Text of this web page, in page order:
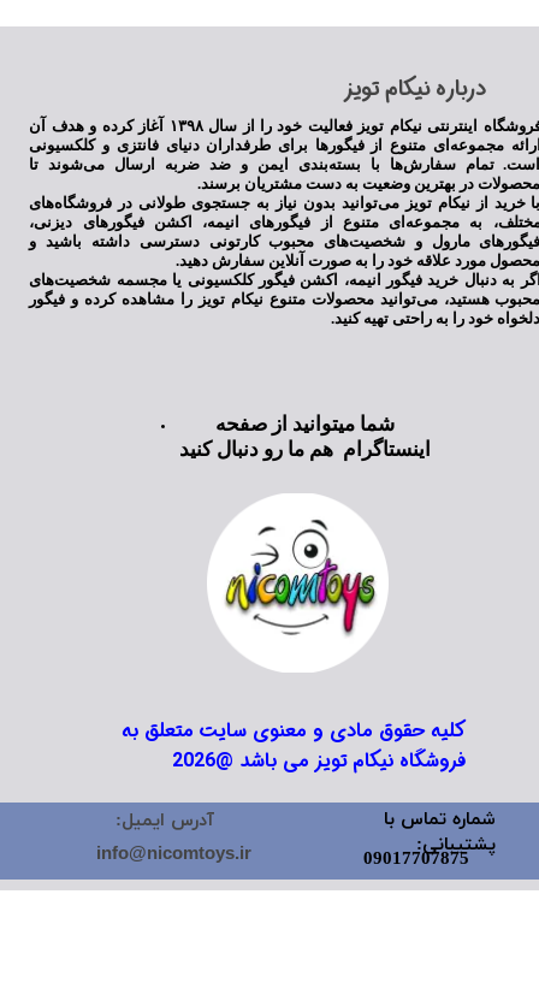
​درباره نیکام تویز
فروشگاه اینترنتی نیکام تویز فعالیت خود را از سال ۱۳۹۸ آغاز کرده و هدف آن
مجموعه‌ای متنوع از فیگورها برای طرفداران دنیای فانتزی و کلکسیونی
تمام سفارش‌ها با بسته‌بندی ایمن و ضد ضربه ارسال می‌شوند تا
در بهترین وضعیت به دست مشتریان برسند.
خرید از نیکام تویز می‌توانید بدون نیاز به جستجوی طولانی در فروشگاه‌های
به مجموعه‌ای متنوع از فیگورهای انیمه، اکشن فیگورهای دیزنی،
مارول و شخصیت‌های محبوب کارتونی دسترسی داشته باشید و
مورد علاقه خود را به صورت آنلاین سفارش دهید.
به دنبال خرید فیگور انیمه، اکشن فیگور کلکسیونی یا مجسمه شخصیت‌های
هستید، می‌توانید محصولات متنوع نیکام تویز را مشاهده کرده و فیگور
خود را به راحتی تهیه کنید.
کلیه حقوق مادی و معنوی سایت متعلق به
فروشگاه نیکام تویز می باشد @2026
شما میتوانید از صفحه
اینستاگرام هم ما رو دنبال کنید
شماره تماس با
پشتیبانی:
09017707875
آدرس ایمیل:
info@nicomtoys.ir